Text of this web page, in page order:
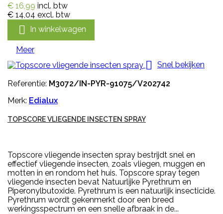
€ 16,99 incl. btw
€ 14,04 excl. btw
 In winkelwagen
Meer
 Snel bekijken
Referentie: M3072/IN-PYR-91075/V202742
Merk: Edialux
TOPSCORE VLIEGENDE INSECTEN SPRAY
Topscore vliegende insecten spray bestrijdt snel en
effectief vliegende insecten, zoals vliegen, muggen en
motten in en rondom het huis. Topscore spray tegen
vliegende insecten bevat Natuurlijke Pyrethrum en
Piperonylbutoxide. Pyrethrum is een natuurlijk insecticide.
Pyrethrum wordt gekenmerkt door een breed
werkingsspectrum en een snelle afbraak in de...